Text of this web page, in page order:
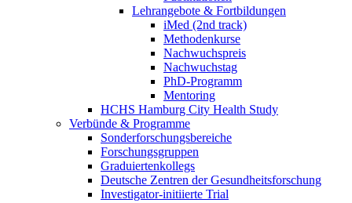
Lehrangebote & Fortbildungen
iMed (2nd track)
Methodenkurse
Nachwuchspreis
Nachwuchstag
PhD-Programm
Mentoring
HCHS Hamburg City Health Study
Verbünde & Programme
Sonderforschungsbereiche
Forschungsgruppen
Graduiertenkollegs
Deutsche Zentren der Gesundheitsforschung
Investigator-initiierte Trial